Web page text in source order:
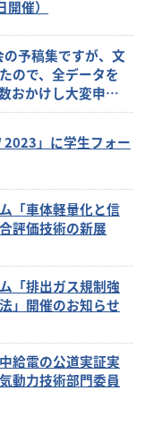
催）
予稿集ですが、文
ので、全データを
おかけし大変申し
ンロードされた方
2023」に学生フォー
「車体軽量化と信
評価技術の新展
「排出ガス規制強
」開催のお知らせ
給電の公道実証実
動力技術部門委員